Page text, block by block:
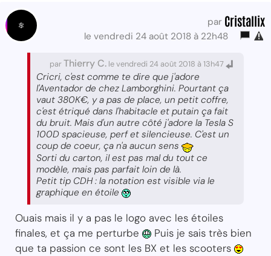
par Cristallix
le vendredi 24 août 2018 à 22h48
parThierry C. le vendredi 24 août 2018 à 13h47
Cricri, c'est comme te dire que j'adore
l'Aventador de chez Lamborghini. Pourtant ça
vaut 380K€, y a pas de place, un petit coffre,
c'est étriqué dans l'habitacle et putain ça fait
du bruit. Mais d'un autre côté j'adore la Tesla S
100D spacieuse, perf et silencieuse. C'est un
coup de coeur, ça n'a aucun sens
Sorti du carton, il est pas mal du tout ce
modèle, mais pas parfait loin de là.
Petit tip CDH : la notation est visible via le
graphique en étoile
Ouais mais il y a pas le logo avec les étoiles
finales, et ça me perturbe
Puis je sais très bien
que ta passion ce sont les BX et les scooters